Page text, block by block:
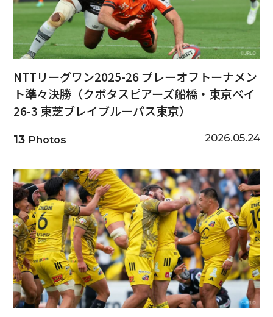
NTTリーグワン2025-26 プレーオフトーナメン
ト準々決勝（クボタスピアーズ船橋・東京ベイ
26-3 東芝ブレイブルーパス東京）
13Photos 2026.05.24